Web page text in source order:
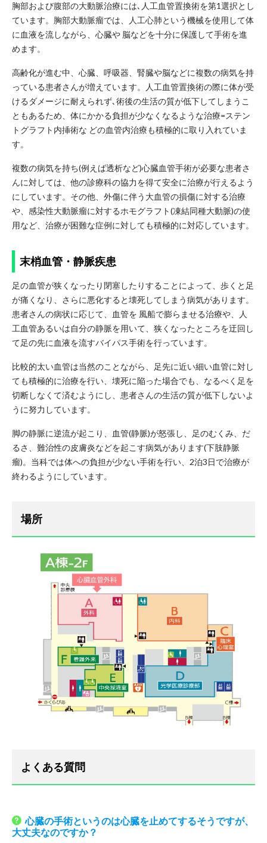
胸部および腹部の大動脈治療には､人工血管置換術を第1選択とし
ています。胸部大動脈瘤では、人工心肺という機械を使用して体
に血液を流しながら、心臓や 脳などを十分に保護して手術を進
めます。
高齢化が進む中、心臓、呼吸器、腎臓や脳などに複数の病気を持
っている患者さんが増えています。人工血管置換術の際に体が受
けるダメージに耐えられず､術後の生活の質が低下してしまうこ
ともあるため、体にかかる負担が少なくなるような治療=ステン
トグラフト内挿術な どの血管内治療も積極的に取り入れていま
す。
複数の病気を持ち(例えば透析など)心臓血管手術が必要な患者さ
んに対しては、他の診療科の協力を得て安全に治療が行えるよう
にしています。その他、外傷に伴う大血管の損傷に対する治療
や、感染性大動脈瘤に対するホモグラフト(凍結同種大動脈)の使
用など、治療が困難な症例に対しても積極的に対応しています。
末梢血管・静脈疾患
足の血管が狭くなったり閉塞したりすることによって、歩くと足
が痛くなり、さらに悪化すると壊死してしまう病気があります。
患者さんの病状に応じて、血管を 風船で膨らませる治療や、人
工血管あるいは自分の静脈を用いて、狭くなったところを迂回し
て足の先に血液を流すバイパス手術を行っています。
比較的太い血管は当然のことながら、足先に近い細い血管に対し
ても積極的に治療を行い、壊死に陥った場合でも、なるべく足を
切断しなくて済むようにし、患者さんの生活の質が低下しないよ
うに努力しています。
脚の静脈に逆流が起こり、血管(静脈)が怒張し、足のむくみ、だ
るさ、難治性の皮膚炎などを起こす病気があります(下肢静脈
瘤)。当科では体への負担が少ない手術を行い、2泊3日で治療が
終わるようにしています。
場所
よくある質問
心臓の手術というのは心臓を止めてするそうですが、
大丈夫なのですか？